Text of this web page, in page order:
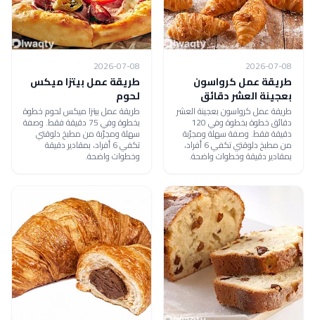
2026-07-08
طريقة عمل كرواسون
بعجينة العشر دقائق
طريقة عمل كرواسون بعجينة العشر
دقائق خطوة بخطوة وفي 120
دقيقة فقط. وصفة سهلة ومجرّبة
من مطبخ دلوقتي تكفي 6 أفراد،
بمقادير دقيقة وخطوات واضحة.
2026-07-08
طريقة عمل بيتزا ميكس
لحوم
طريقة عمل بيتزا ميكس لحوم خطوة
بخطوة وفي 75 دقيقة فقط. وصفة
سهلة ومجرّبة من مطبخ دلوقتي
تكفي 6 أفراد، بمقادير دقيقة
وخطوات واضحة.